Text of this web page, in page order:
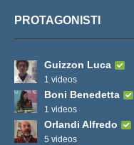
PROTAGONISTI
Guizzon Luca
1 videos
Boni Benedetta
1 videos
Orlandi Alfredo
5 videos